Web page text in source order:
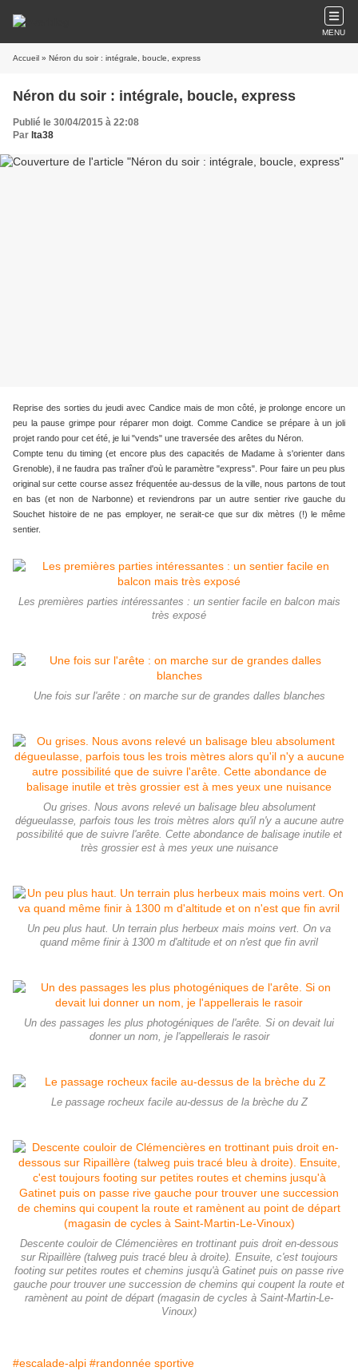
MENU
Accueil » Néron du soir : intégrale, boucle, express
Néron du soir : intégrale, boucle, express
Publié le 30/04/2015 à 22:08
Par lta38
Reprise des sorties du jeudi avec Candice mais de mon côté, je prolonge encore un
peu la pause grimpe pour réparer mon doigt. Comme Candice se prépare à un joli
projet rando pour cet été, je lui "vends" une traversée des arêtes du Néron.
Compte tenu du timing (et encore plus des capacités de Madame à s'orienter dans
Grenoble), il ne faudra pas traîner d'où le paramètre "express". Pour faire un peu plus
original sur cette course assez fréquentée au-dessus de la ville, nous partons de tout
en bas (et non de Narbonne) et reviendrons par un autre sentier rive gauche du
Souchet histoire de ne pas employer, ne serait-ce que sur dix mètres (!) le même
sentier.
Les premières parties intéressantes : un sentier facile en balcon mais
très exposé
Une fois sur l'arête : on marche sur de grandes dalles blanches
Ou grises. Nous avons relevé un balisage bleu absolument
dégueulasse, parfois tous les trois mètres alors qu'il n'y a aucune autre
possibilité que de suivre l'arête. Cette abondance de balisage inutile et
très grossier est à mes yeux une nuisance
Un peu plus haut. Un terrain plus herbeux mais moins vert. On va
quand même finir à 1300 m d'altitude et on n'est que fin avril
Un des passages les plus photogéniques de l'arête. Si on devait lui
donner un nom, je l'appellerais le rasoir
Le passage rocheux facile au-dessus de la brèche du Z
Descente couloir de Clémencières en trottinant puis droit en-dessous
sur Ripaillère (talweg puis tracé bleu à droite). Ensuite, c'est toujours
footing sur petites routes et chemins jusqu'à Gatinet puis on passe rive
gauche pour trouver une succession de chemins qui coupent la route et
ramènent au point de départ (magasin de cycles à Saint-Martin-Le-
Vinoux)
#escalade-alpi #randonnée sportive